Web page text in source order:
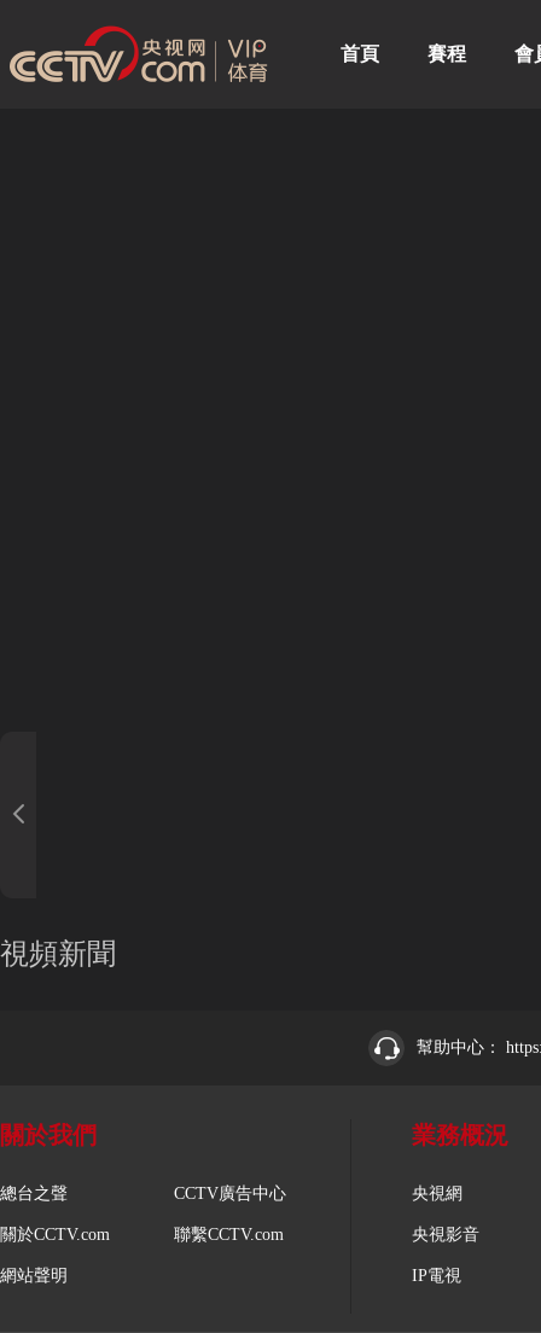
首頁 賽程 會
視頻新聞
幫助中心：
關於我們
總台之聲
關於CCTV.com
網站聲明
CCTV廣告中心
聯繫CCTV.com
業務概況
央視網
央視影音
IP電視